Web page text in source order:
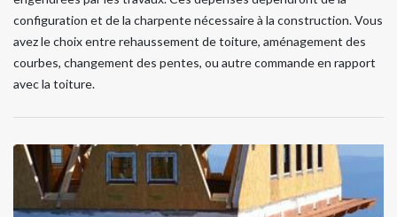
configuration et de la charpente nécessaire à la construction. Vous
avez le choix entre rehaussement de toiture, aménagement des
courbes, changement des pentes, ou autre commande en rapport
avec la toiture.